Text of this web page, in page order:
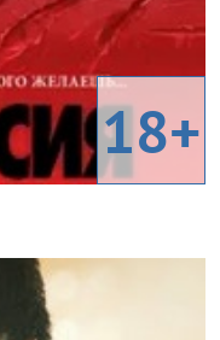
18+